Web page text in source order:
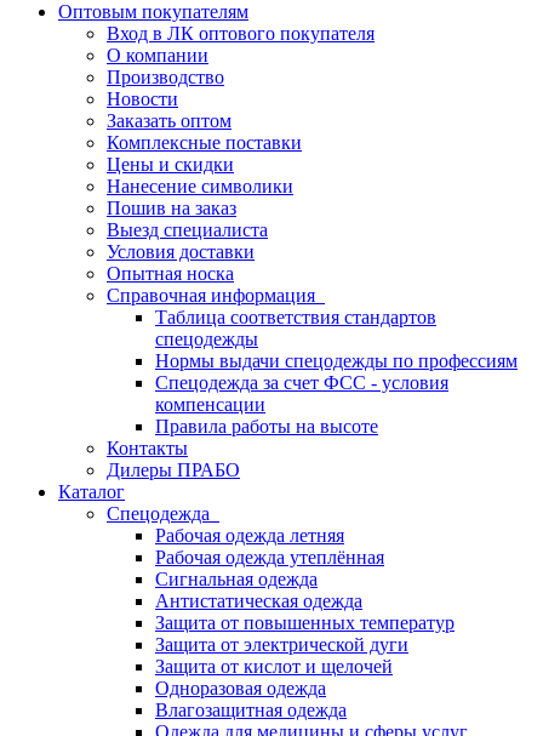
Оптовым покупателям
Вход в ЛК оптового покупателя
О компании
Производство
Новости
Заказать оптом
Комплексные поставки
Цены и скидки
Нанесение символики
Пошив на заказ
Выезд специалиста
Условия доставки
Опытная носка
Справочная информация
Таблица соответствия стандартов
спецодежды
Нормы выдачи спецодежды по профессиям
Спецодежда за счет ФСС - условия
компенсации
Правила работы на высоте
Контакты
Дилеры ПРАБО
Каталог
Спецодежда
Рабочая одежда летняя
Рабочая одежда утеплённая
Сигнальная одежда
Антистатическая одежда
Защита от повышенных температур
Защита от электрической дуги
Защита от кислот и щелочей
Одноразовая одежда
Влагозащитная одежда
Одежда для медицины и сферы услуг